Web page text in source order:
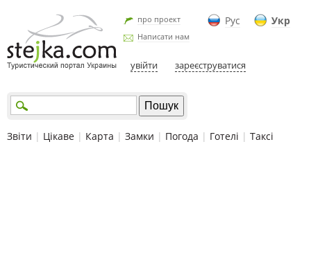
Рус Укр
про проект
Написати нам
увійти зареєструватися
Звіти | Цікаве | Карта | Замки | Погода | Готелі | Таксі